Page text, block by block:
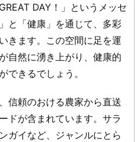
DAY！」というメッセ
と「健康」を通じて、多彩
きます。この空間に足を運
自然に湧き上がり、健康的
できるでしょう。
信頼のおける農家から直送
ドが含まれています。サラ
ガイなど、ジャンルにとら